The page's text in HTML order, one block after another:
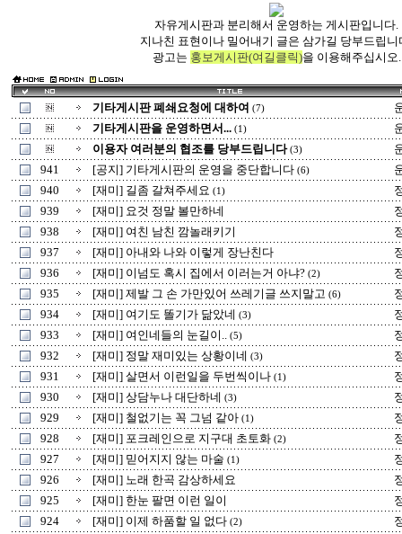
자유게시판과 분리해서 운영하는 게시판입니다.
지나친 표현이나 밀어내기 글은 삼가길 당부드립니
광고는 홍보게시판(여길클릭)을 이용해주십시오.
기타게시판 폐쇄요청에 대하여 (7)
기타게시판을 운영하면서... (1)
이용자 여러분의 협조를 당부드립니다 (3)
941
[공지] 기타게시판의 운영을 중단합니다 (6)
940
[재미] 길좀 갈쳐주세요 (1)
939
[재미] 요것 정말 볼만하네
938
[재미] 여친 남친 깜놀래키기
937
[재미] 아내와 나와 이렇게 장난친다
936
[재미] 이넘도 혹시 집에서 이러는거 아냐? (2)
935
[재미] 제발 그 손 가만있어 쓰레기글 쓰지말고 (6)
934
[재미] 여기도 똘기가 닮았네 (3)
933
[재미] 여인네들의 눈길이.. (5)
932
[재미] 정말 재미있는 상황이네 (3)
931
[재미] 살면서 이런일을 두번씩이나 (1)
930
[재미] 상담누나 대단하네 (3)
929
[재미] 철없기는 꼭 그넘 같아 (1)
928
[재미] 포크레인으로 지구대 초토화 (2)
927
[재미] 믿어지지 않는 마술 (1)
926
[재미] 노래 한곡 감상하세요
925
[재미] 한눈 팔면 이런 일이
924
[재미] 이제 하품할 일 없다 (2)